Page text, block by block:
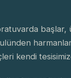
başlar,
kendi